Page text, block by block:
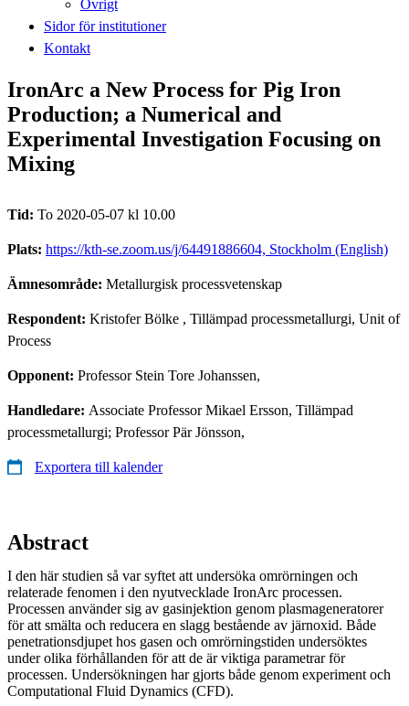
Övrigt
Sidor för institutioner
Kontakt
IronArc a New Process for Pig Iron
Production; a Numerical and
Experimental Investigation Focusing on
Mixing
Tid: To 2020-05-07 kl 10.00
Plats: https://kth-se.zoom.us/j/64491886604, Stockholm (English)
Ämnesområde: Metallurgisk processvetenskap
Respondent: Kristofer Bölke , Tillämpad processmetallurgi, Unit of
Process
Opponent: Professor Stein Tore Johanssen,
Handledare: Associate Professor Mikael Ersson, Tillämpad
processmetallurgi; Professor Pär Jönsson,
Exportera till kalender
Abstract
I den här studien så var syftet att undersöka omrörningen och
relaterade fenomen i den nyutvecklade IronArc processen.
Processen använder sig av gasinjektion genom plasmageneratorer
för att smälta och reducera en slagg bestående av järnoxid. Både
penetrationsdjupet hos gasen och omrörningstiden undersöktes
under olika förhållanden för att de är viktiga parametrar för
processen. Undersökningen har gjorts både genom experiment och
Computational Fluid Dynamics (CFD).